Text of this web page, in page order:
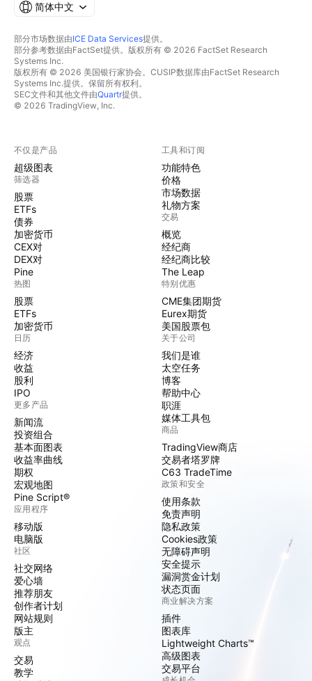
简体中文
部分市场数据由ICE Data Services提供。
部分参考数据由FactSet提供。版权所有 © 2026 FactSet Research
Systems Inc.
版权所有 © 2026 美国银行家协会。CUSIP数据库由FactSet Research
Systems Inc.提供。保留所有权利。
SEC文件和其他文件由Quartr提供。
© 2026 TradingView, Inc.
不仅是产品
超级图表
筛选器
股票
ETFs
债券
加密货币
CEX对
DEX对
Pine
热图
股票
ETFs
加密货币
日历
经济
收益
股利
IPO
更多产品
新闻流
投资组合
基本面图表
收益率曲线
期权
宏观地图
Pine Script®
应用程序
移动版
电脑版
社区
社交网络
爱心墙
推荐朋友
创作者计划
网站规则
版主
观点
交易
教学
工具和订阅
功能特色
价格
市场数据
礼物方案
交易
概览
经纪商
经纪商比较
The Leap
特别优惠
CME集团期货
Eurex期货
美国股票包
关于公司
我们是谁
太空任务
博客
帮助中心
职涯
媒体工具包
商品
TradingView商店
交易者塔罗牌
C63 TradeTime
政策和安全
使用条款
免责声明
隐私政策
Cookies政策
无障碍声明
安全提示
漏洞赏金计划
状态页面
商业解决方案
插件
图表库
Lightweight Charts™
高级图表
交易平台